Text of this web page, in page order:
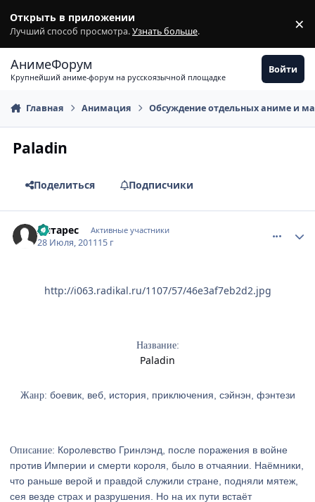
Открыть в приложении
Лучший способ просмотра.Узнать больше. ×
АнимеФорум
Крупнейший аниме-форум на русскоязычной площадке
Войти
Главная Анимация Обсуждение отдельных аниме и
Paladin
Поделиться Подписчики
Антарес Активные участники
28 Июля, 201115 г
http://i063.radikal.ru/1107/57/46e3af7eb2d2.jpg
Название:
Paladin
Жанр: боевик, веб, история, приключения, сэйнэн, фэнтези
Описание: Королевство Гринлэнд, после поражения в войне
против Империи и смерти короля, было в отчаянии. Наёмники,
что раньше верой и правдой служили стране, подняли мятеж,
сея везде страх и разрушения. Но на их пути встаёт